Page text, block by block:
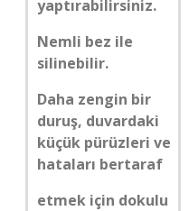
yaptırabilirsiniz.
Nemli bez ile
silinebilir.
Daha zengin bir
duruş, duvardaki
küçük pürüzleri ve
hataları bertaraf
etmek için dokulu